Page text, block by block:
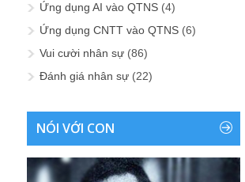
Ứng dụng AI vào QTNS (4)
Ứng dụng CNTT vào QTNS (6)
Vui cười nhân sự (86)
Đánh giá nhân sự (22)
NÓI VỚI CON